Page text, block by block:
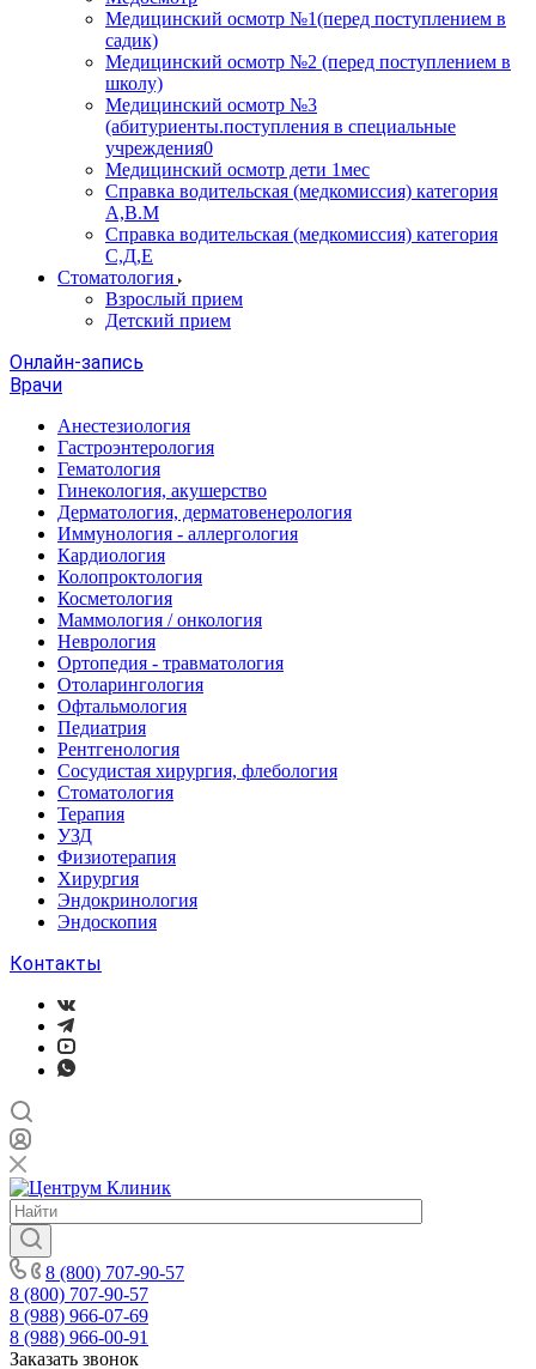
Медицинский осмотр №1(перед поступлением в
садик)
Медицинский осмотр №2 (перед поступлением в
школу)
Медицинский осмотр №3
(абитуриенты.поступления в специальные
учреждения0
Медицинский осмотр дети 1мес
Справка водительская (медкомиссия) категория
А,В.М
Справка водительская (медкомиссия) категория
С,Д,Е
Стоматология
Взрослый прием
Детский прием
Онлайн-запись
Врачи
Анестезиология
Гастроэнтерология
Гематология
Гинекология, акушерство
Дерматология, дерматовенерология
Иммунология - аллергология
Кардиология
Колопроктология
Косметология
Маммология / онкология
Неврология
Ортопедия - травматология
Отоларингология
Офтальмология
Педиатрия
Рентгенология
Сосудистая хирургия, флебология
Стоматология
Терапия
УЗД
Физиотерапия
Хирургия
Эндокринология
Эндоскопия
Контакты
8 (800) 707-90-57
8 (800) 707-90-57
8 (988) 966-07-69
8 (988) 966-00-91
Заказать звонок